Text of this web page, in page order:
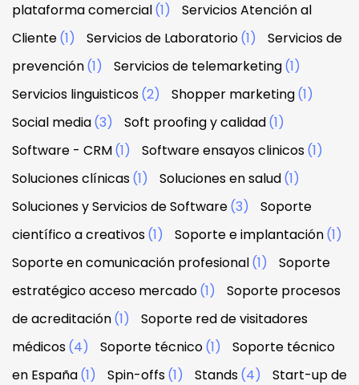
plataforma comercial(1)
Servicios Atención al
Cliente(1) Servicios de Laboratorio(1)
Servicios de
prevención(1) Servicios de telemarketing(1)
Servicios linguisticos(2) Shopper marketing(1)
Social media(3) Soft proofing y calidad(1)
Software - CRM(1) Software ensayos clinicos(1)
Soluciones clínicas(1) Soluciones en salud(1)
Soluciones y Servicios de Software(3)
Soporte
científico a creativos(1) Soporte e implantación(1)
Soporte en comunicación profesional(1)
Soporte
estratégico acceso mercado(1)
Soporte procesos
de acreditación(1)
Soporte red de visitadores
médicos(4) Soporte técnico(1)
Soporte técnico
en España(1) Spin-offs(1) Stands(4)
Start-up de